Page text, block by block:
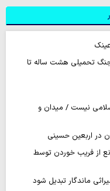
جنگ تحمیلی هشت ساله تا
نیست / میدان و
در اربعین حسینی
از فریب خوردن توسط
ماندگار تبدیل شود